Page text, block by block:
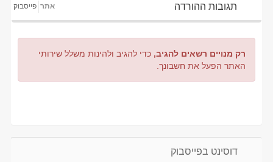
תגובות ההורדה אתר פייסבוק
רק מנויים רשאים להגיב, כדי להגיב ולהינות משלל שירותי
האתר הפעל את חשבונך.
דוסינט בפייסבוק